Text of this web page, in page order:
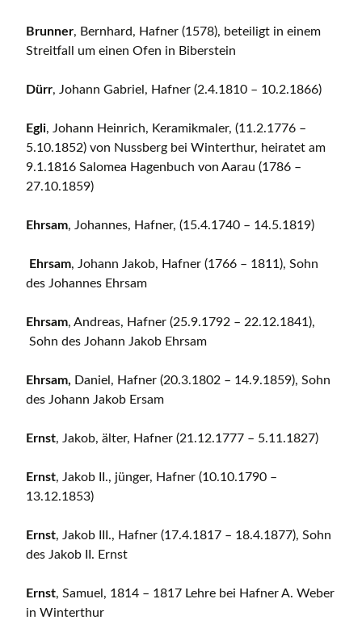
Brunner, Bernhard, Hafner (1578), beteiligt in einem
Streitfall um einen Ofen in Biberstein
Dürr, Johann Gabriel, Hafner (2.4.1810 – 10.2.1866)
Egli, Johann Heinrich, Keramikmaler, (11.2.1776 –
5.10.1852) von Nussberg bei Winterthur, heiratet am
9.1.1816 Salomea Hagenbuch von Aarau (1786 –
27.10.1859)
Ehrsam, Johannes, Hafner, (15.4.1740 – 14.5.1819)
Ehrsam, Johann Jakob, Hafner (1766 – 1811), Sohn
des Johannes Ehrsam
Ehrsam, Andreas, Hafner (25.9.1792 – 22.12.1841),
Sohn des Johann Jakob Ehrsam
Ehrsam, Daniel, Hafner (20.3.1802 – 14.9.1859), Sohn
des Johann Jakob Ersam
Ernst, Jakob, älter, Hafner (21.12.1777 – 5.11.1827)
Ernst, Jakob II., jünger, Hafner (10.10.1790 –
13.12.1853)
Ernst, Jakob III., Hafner (17.4.1817 – 18.4.1877), Sohn
des Jakob II. Ernst
Ernst, Samuel, 1814 – 1817 Lehre bei Hafner A. Weber
in Winterthur